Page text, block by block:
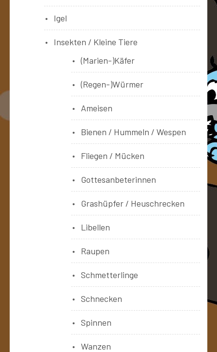
Igel
Insekten / Kleine Tiere
(Marien-)Käfer
(Regen-)Würmer
Ameisen
Bienen / Hummeln / Wespen
Fliegen / Mücken
Gottesanbeterinnen
Grashüpfer / Heuschrecken
Libellen
Raupen
Schmetterlinge
Schnecken
Spinnen
Wanzen